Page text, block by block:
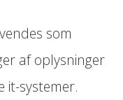
som
af oplysninger
it-systemer.